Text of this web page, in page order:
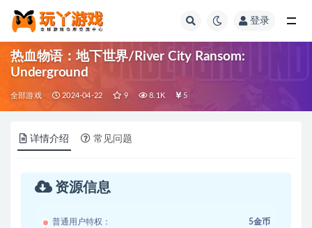
登录
热血物语：地下世界/River City Ransom:
Underground
全部游戏 2024-04-22 9 8.1K 5
详情介绍 常见问题
资源信息
普通用户特权： 5金币